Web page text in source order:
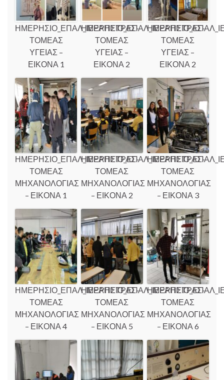
ΗΜΕΡΗΣΙΟ_ΕΠΑΛ_ΙΕΡΑΠΕΤΡΑΣ-
ΤΟΜΕΑΣ
ΥΓΕΙΑΣ –
ΕΙΚΟΝΑ 1
ΗΜΕΡΗΣΙΟ_ΕΠΑΛ_ΙΕΡΑΠΕΤΡΑΣ-
ΤΟΜΕΑΣ
ΥΓΕΙΑΣ –
ΕΙΚΟΝΑ 2
ΤΟΜΕΑΣ
ΥΓΕΙΑΣ –
ΕΙΚΟΝΑ 2
ΗΜΕΡΗΣΙΟ_ΕΠΑΛ_ΙΕΡΑΠΕΤΡΑΣ-
ΤΟΜΕΑΣ
ΜΗΧΑΝΟΛΟΓΙΑΣ
– ΕΙΚΟΝΑ 1
ΗΜΕΡΗΣΙΟ_ΕΠΑΛ_ΙΕΡΑΠΕΤΡΑΣ-
ΤΟΜΕΑΣ
ΜΗΧΑΝΟΛΟΓΙΑΣ
– ΕΙΚΟΝΑ 2
ΤΟΜΕΑΣ
ΜΗΧΑΝΟΛΟΓΙΑΣ
– ΕΙΚΟΝΑ 3
ΗΜΕΡΗΣΙΟ_ΕΠΑΛ_ΙΕΡΑΠΕΤΡΑΣ-
ΤΟΜΕΑΣ
ΜΗΧΑΝΟΛΟΓΙΑΣ
– ΕΙΚΟΝΑ 4
ΗΜΕΡΗΣΙΟ_ΕΠΑΛ_ΙΕΡΑΠΕΤΡΑΣ-
ΤΟΜΕΑΣ
ΜΗΧΑΝΟΛΟΓΙΑΣ
– ΕΙΚΟΝΑ 5
ΤΟΜΕΑΣ
ΜΗΧΑΝΟΛΟΓΙΑΣ
– ΕΙΚΟΝΑ 6